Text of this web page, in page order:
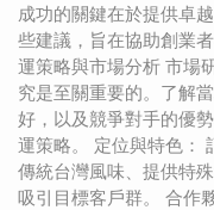
成功的關鍵在於提供卓
些建議，旨在協助創業
運策略與市場分析 市場
究是至關重要的。了解
好，以及競爭對手的優
運策略。 定位與特色：
傳統台灣風味、提供特
吸引目標客戶群。 合作